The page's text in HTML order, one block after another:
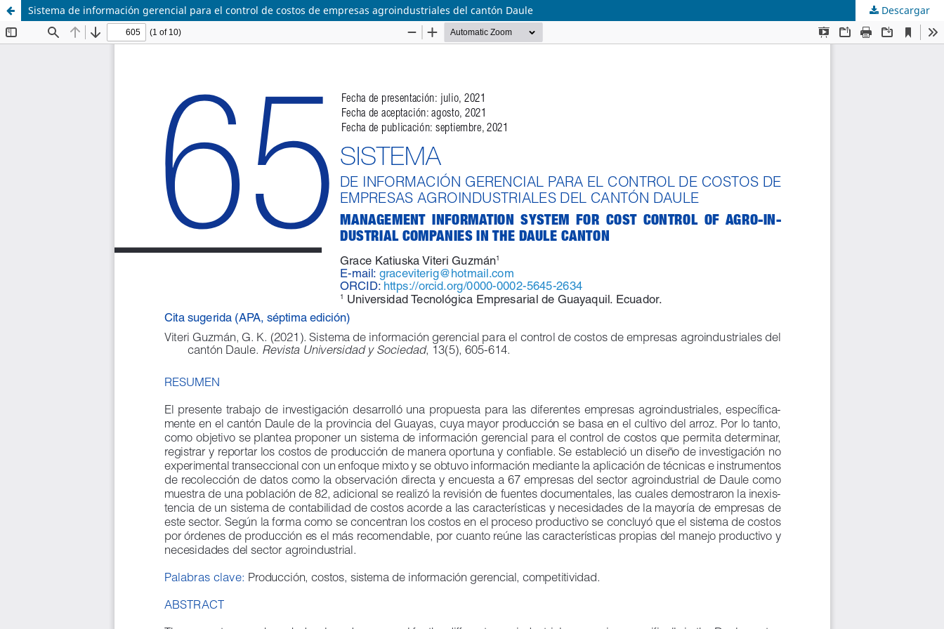
Sistema de información gerencial para el control de costos de empresas agroindustriales del cantón Daule Descargar